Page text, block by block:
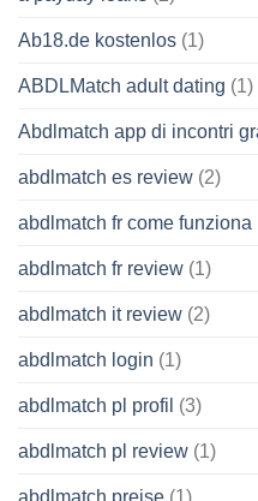
Ab18.de kostenlos (1)
ABDLMatch adult dating (1)
Abdlmatch app di incontri
abdlmatch es review (2)
abdlmatch fr come funziona
abdlmatch fr review (1)
abdlmatch it review (2)
abdlmatch login (1)
abdlmatch pl profil (3)
abdlmatch pl review (1)
abdlmatch preise (1)